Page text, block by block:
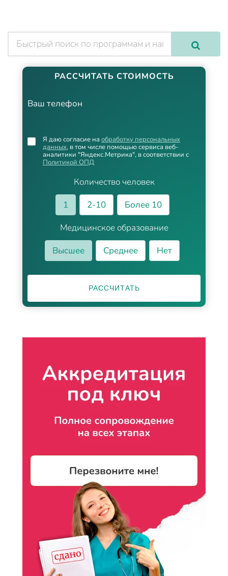
РАССЧИТАТЬ СТОИМОСТЬ
Ваш телефон
Количество человек
1
2-10
Более 10
Медицинское образование
Высшее
Среднее Нет
Я даю согласие на обработку персональных
данных, в том числе помощью сервиса веб-
аналитики "Яндекс.Метрика", в соответствии с
Политикой ОПД
РАССЧИТАТЬ